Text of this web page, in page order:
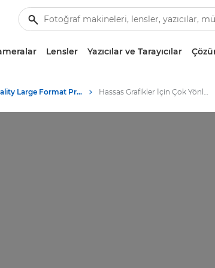
Lensler Yazıcılar ve Tarayıcılar
High-Quality Large Format Printers for CAD/GIS and Stunning Graphics Hassas Grafikler İçin Çok Yönlü Düz Yataklı Kesiciler